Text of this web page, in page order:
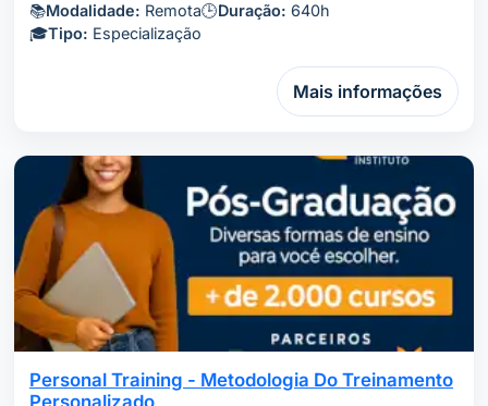
📚Modalidade: Remota🕒Duração: 640h
🎓Tipo: Especialização
Mais informações
Personal Training - Metodologia Do Treinamento